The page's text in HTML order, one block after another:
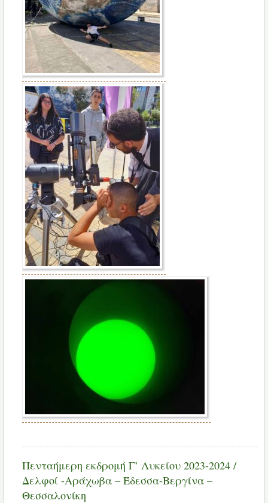
Πενταήμερη εκδρομή Γ’ Λυκείου 2023-2024 /
Δελφοί -Αράχωβα – Έδεσσα-Βεργίνα –
Θεσσαλονίκη